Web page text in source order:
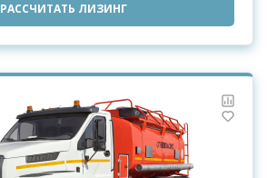
РАССЧИТАТЬ ЛИЗИНГ